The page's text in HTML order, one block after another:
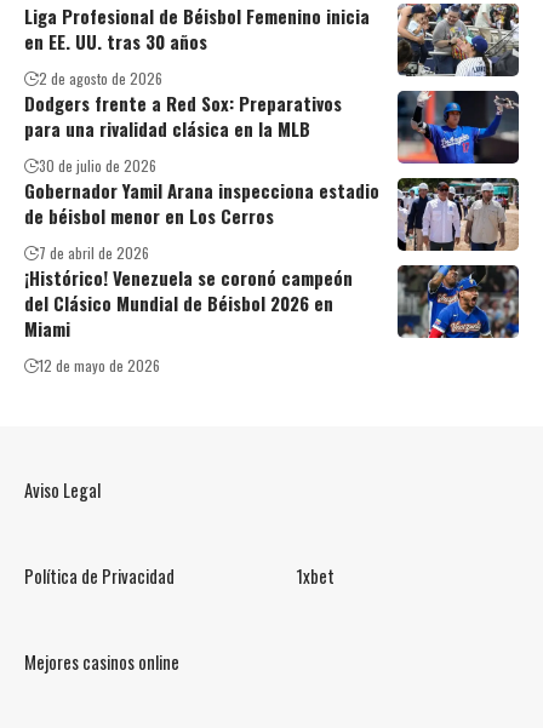
Liga Profesional de Béisbol Femenino inicia
en EE. UU. tras 30 años
2 de agosto de 2026
Dodgers frente a Red Sox: Preparativos
para una rivalidad clásica en la MLB
30 de julio de 2026
Gobernador Yamil Arana inspecciona estadio
de béisbol menor en Los Cerros
7 de abril de 2026
¡Histórico! Venezuela se coronó campeón
del Clásico Mundial de Béisbol 2026 en
Miami
12 de mayo de 2026
Aviso Legal
Política de Privacidad 1xbet
Mejores casinos online